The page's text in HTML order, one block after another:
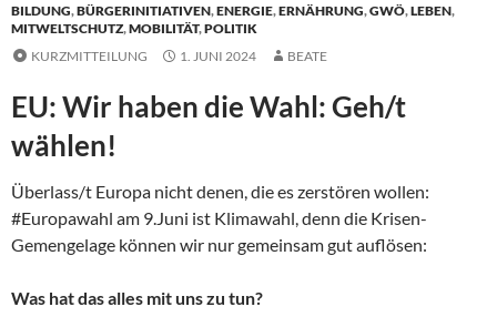
BILDUNG,BÜRGERINITIATIVEN,ENERGIE,ERNÄHRUNG,GWÖ,LEBEN,
MITWELTSCHUTZ,MOBILITÄT,POLITIK
KURZMITTEILUNG
1. JUNI 2024 BEATE
EU: Wir haben die Wahl: Geh/t
wählen!
Überlass/t Europa nicht denen, die es zerstören wollen:
#Europawahl am 9.Juni ist Klimawahl, denn die Krisen-
Gemengelage können wir nur gemeinsam gut auflösen:
Was hat das alles mit uns zu tun?